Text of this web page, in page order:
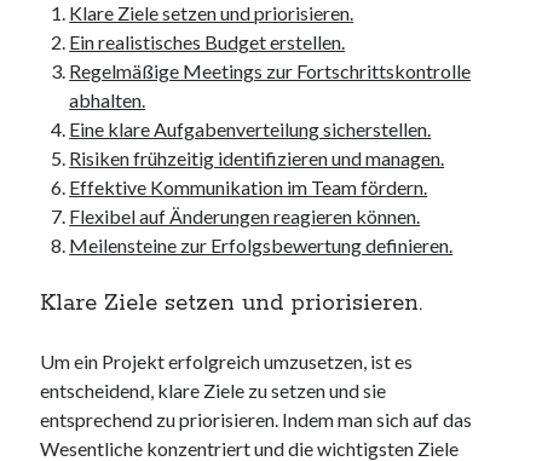
Uncategorized
unterkunft
unterkünfte
websiten
wordpress
Klare Ziele setzen und priorisieren.
Ein realistisches Budget erstellen.
Regelmäßige Meetings zur Fortschrittskontrolle
abhalten.
Eine klare Aufgabenverteilung sicherstellen.
Risiken frühzeitig identifizieren und managen.
Effektive Kommunikation im Team fördern.
Flexibel auf Änderungen reagieren können.
Meilensteine zur Erfolgsbewertung definieren.
Klare Ziele setzen und priorisieren.
Um ein Projekt erfolgreich umzusetzen, ist es
entscheidend, klare Ziele zu setzen und sie
entsprechend zu priorisieren. Indem man sich auf das
Wesentliche konzentriert und die wichtigsten Ziele